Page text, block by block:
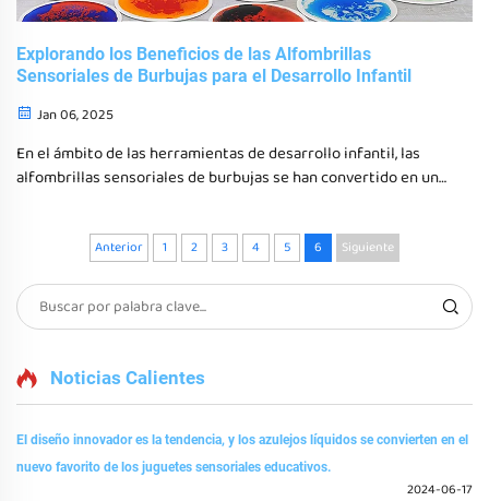
Explorando los Beneficios de las Alfombrillas
Sensoriales de Burbujas para el Desarrollo Infantil
Jan 06, 2025
En el ámbito de las herramientas de desarrollo infantil, las
alfombrillas sensoriales de burbujas se han convertido en un
divertido, sino que también sirven como un elemento clave en
Anterior 1 2 3 4 5 6 Siguiente
Noticias Calientes
El diseño innovador es la tendencia, y los azulejos líquidos se convierten en el
nuevo favorito de los juguetes sensoriales educativos.
2024-06-17